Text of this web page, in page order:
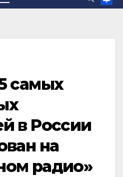
самых
в России
на
радио»